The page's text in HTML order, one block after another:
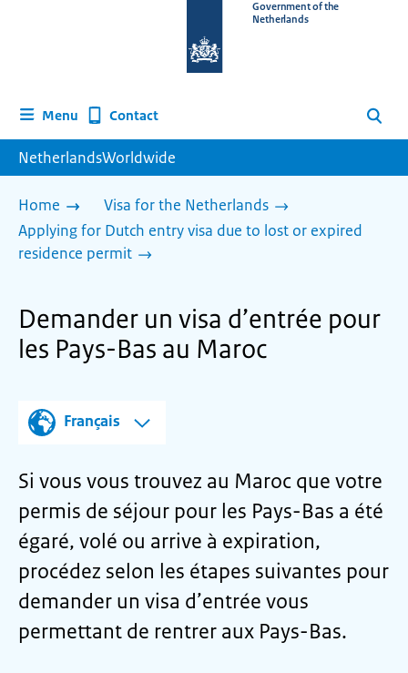
homepage
Government of the
Netherlands
Menu Contact Search
NetherlandsWorldwide
Home
Visa for the Netherlands
Applying for Dutch entry visa due to lost or expired
residence permit
Demander un visa d’entrée pour
les Pays-Bas au Maroc
Français
Si vous vous trouvez au Maroc que votre
permis de séjour pour les Pays-Bas a été
égaré, volé ou arrive à expiration,
procédez selon les étapes suivantes pour
demander un visa d’entrée vous
permettant de rentrer aux Pays-Bas.